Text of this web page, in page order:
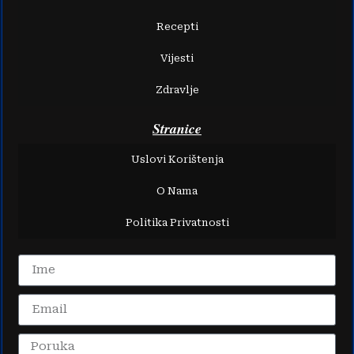
Recepti
Vijesti
Zdravlje
Stranice
Uslovi Korištenja
O Nama
Politika Privatnosti